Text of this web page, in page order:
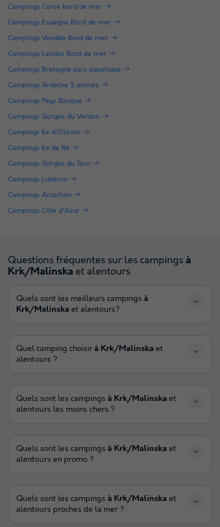
Campings Corse bord de mer
Campings Espagne Bord de mer
Campings Vendée Bord de mer
Campings Landes Bord de mer
Campings Bretagne parc aquatique
Campings Ardeche 5 etoiles
Campings Pays Basque
Campings Gorges du Verdon
Campings Ile d'Oléron
Campings Ile de Ré
Campings Gorges du Tarn
Campings Luberon
Campings Arcachon
Campings Côte d'Azur
Questions fréquentes sur les campings à
Krk/Malinska et alentours
Quels sont les meilleurs campings à
Krk/Malinska et alentours?
Quel camping choisirà Krk/Malinska et
alentours ?
Quels sont les campings à Krk/Malinska et
alentours les moins chers ?
Quels sont les campings à Krk/Malinska et
alentours en promo ?
Quels sont les campings à Krk/Malinska et
alentours proches de la mer ?